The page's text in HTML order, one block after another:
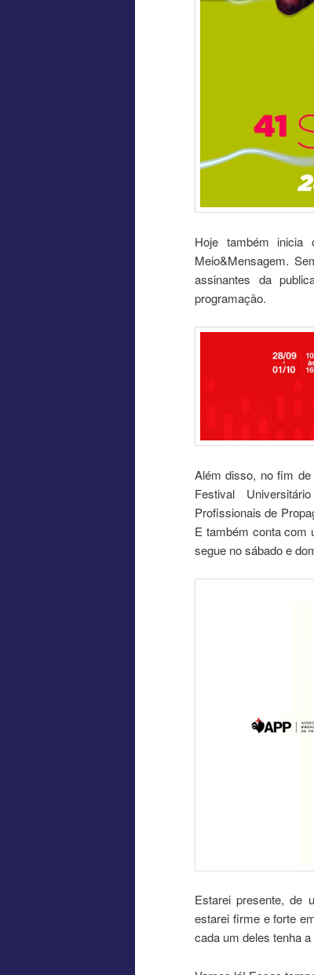
Hoje também inicia
Meio&Mensagem.
assinantes da
programação.
Além disso, no fim
Festival
Profissionais de
E também conta com
segue no sábado e
Estarei presente, de
estarei firme e forte
cada um deles tenha